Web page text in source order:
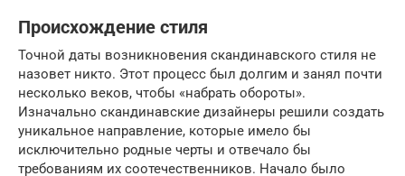
Происхождение стиля
Точной даты возникновения скандинавского стиля не
назовет никто. Этот процесс был долгим и занял почти
несколько веков, чтобы «набрать обороты».
Изначально скандинавские дизайнеры решили создать
уникальное направление, которые имело бы
исключительно родные черты и отвечало бы
требованиям их соотечественников. Начало было